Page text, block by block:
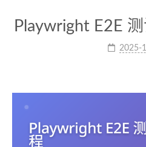
Playwright E2E
2025-